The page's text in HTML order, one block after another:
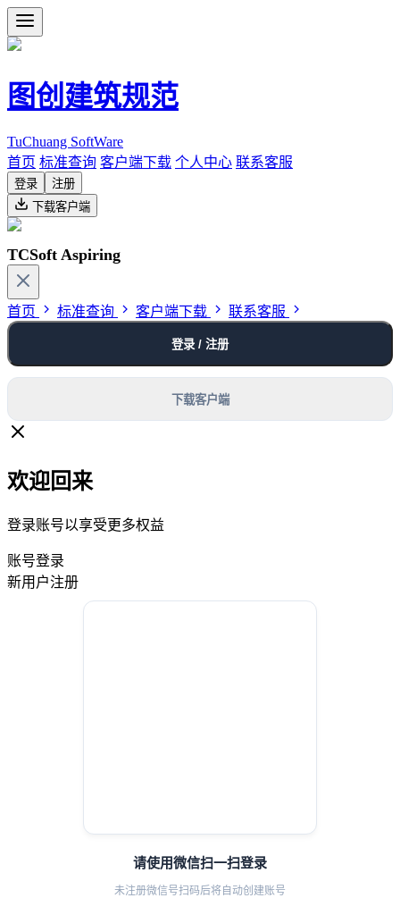
图创建筑规范
TuChuang SoftWare
首页 标准查询 客户端下载 个人中心 联系客服
登录
注册
下载客户端
TCSoft Aspiring
首页 标准查询 客户端下载 联系客服
登录 / 注册
下载客户端
欢迎回来
登录账号以享受更多权益
账号登录
新用户注册
请使用微信扫一扫登录
未注册微信号扫码后将自动创建账号